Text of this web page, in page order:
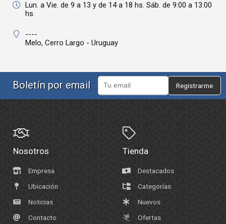
Lun. a Vie. de 9 a 13 y de 14 a 18 hs. Sáb. de 9:00 a 13:00
hs.
----
Melo, Cerro Largo - Uruguay
Boletín por email Registrarme
Nosotros
Empresa
Ubicación
Noticias
Contacto
Tienda
Destacados
Categorías
Nuevos
Ofertas